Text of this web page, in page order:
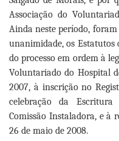
Associação do
Ainda neste período,
unanimidade, os Estatutos
do processo em ordem à
Voluntariado do Hospital
2007, à inscrição no
celebração da
Comissão Instaladora, e à
26 de maio de 2008.